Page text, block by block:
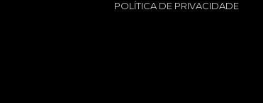
POLÍTICA DE PRIVACIDADE